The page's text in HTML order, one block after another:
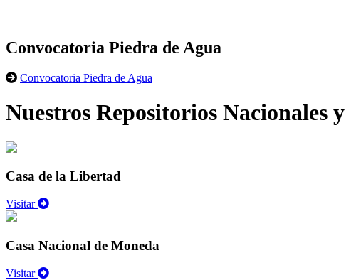
Convocatoria Piedra de Agua
Convocatoria Piedra de Agua
Nuestros Repositorios Nacionales
Casa de la Libertad
Visitar
Casa Nacional de Moneda
Visitar